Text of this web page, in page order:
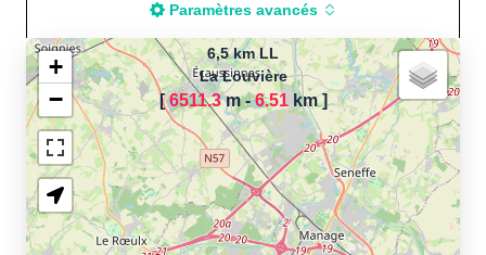
Paramètres avancés
Chargement de la carte
pour calculer la distance
de votre parcours sportif
(Footing, Jogging, Course à
6,5 km LL
La Louvière
[6511.3m -6.51km]
+
−